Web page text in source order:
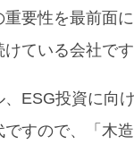
要性を最前面
けている会社で
ESG投資に向
すので、「木